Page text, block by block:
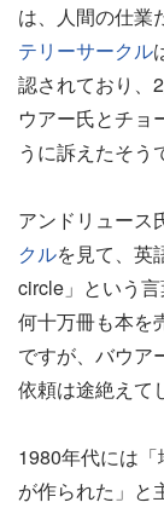
は、人間の仕業
テリーサークル
認されており、
ウアー氏とチョ
うに訴えたそう
アンドリュース
クルを見て、英
circle」という言
何十万冊も本を
ですが、バウア
依頼は途絶えて
1980年代には
が作られた」と